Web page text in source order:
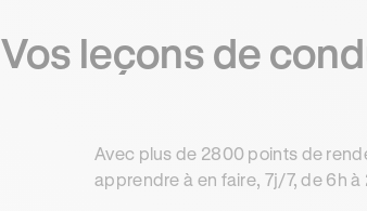
Vos leçons de
Avec plus de 2800 points de
apprendre à en faire, 7j/7, de 6h à